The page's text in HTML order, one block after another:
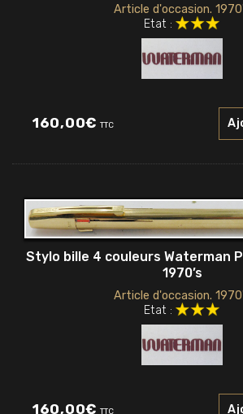
Article d'occasion.
Etat :
160,00€ TTC
Stylo bille 4 couleurs Waterman
1970’s
Article d'occasion.
Etat :
160,00€ TTC